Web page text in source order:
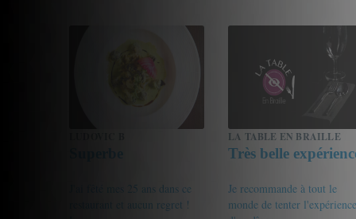
J'ai fêté mes 25 ans dans ce
restaurant et aucun regret !
LA TABLE EN BRAILLE
Très belle
Je recommande à tout le
monde de tenter l'expérience